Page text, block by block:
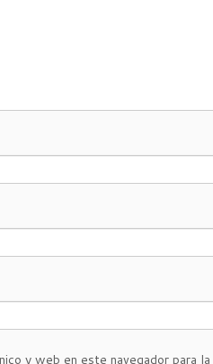
y web en este navegador para